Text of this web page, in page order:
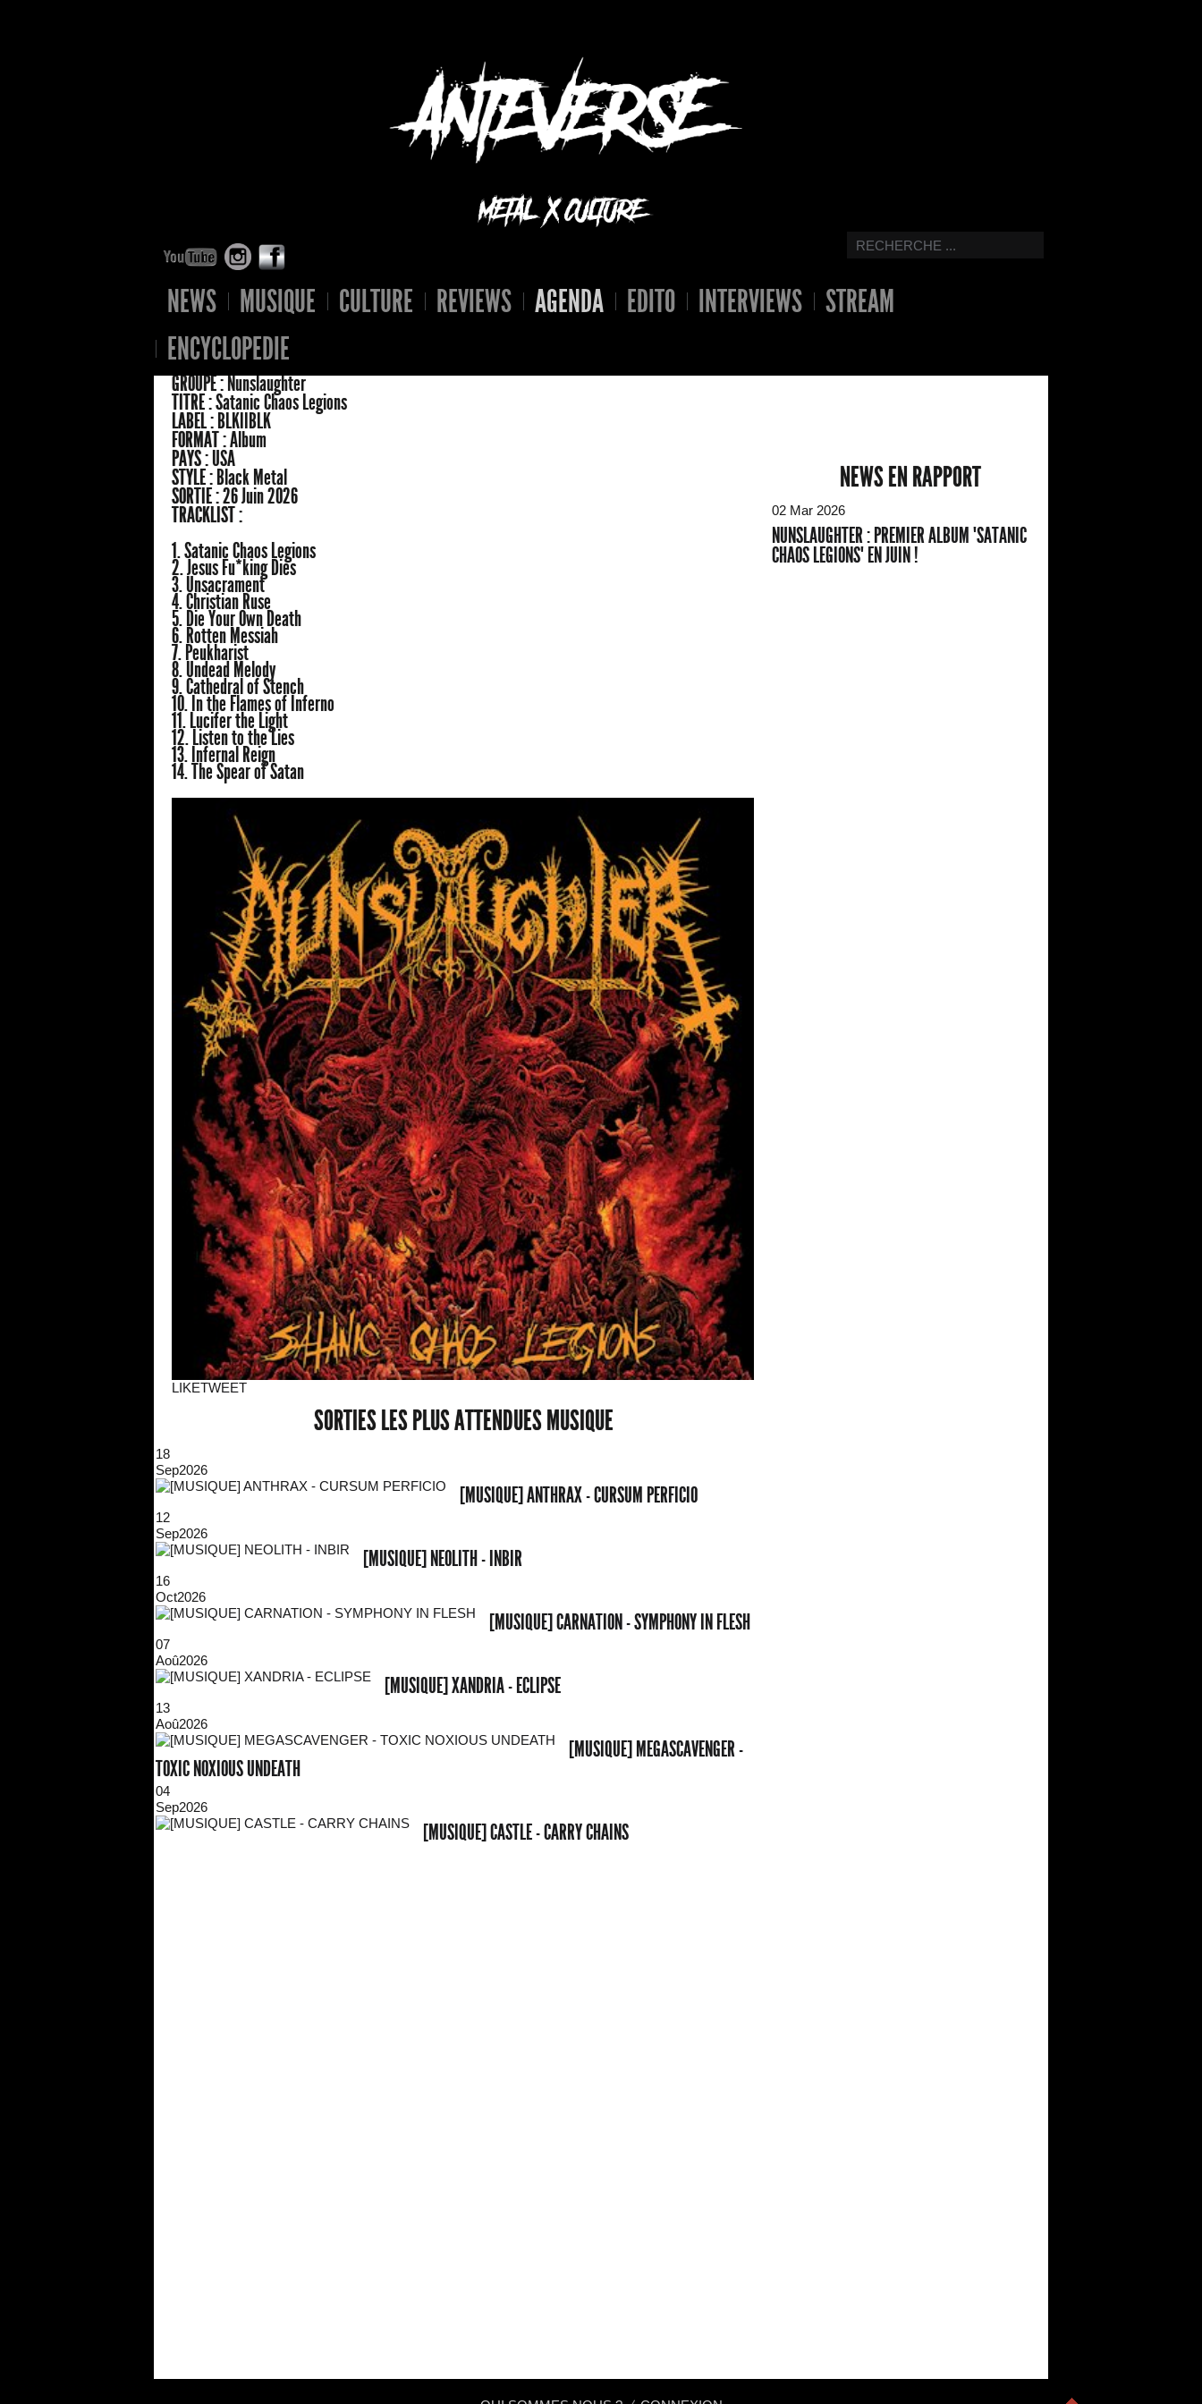
NEWS MUSIQUE CULTURE REVIEWS AGENDA EDITO INTERVIEWS
STREAM
ENCYCLOPEDIE
GROUPE :Nunslaughter
TITRE :Satanic Chaos Legions
LABEL : BLKIIBLK
FORMAT :Album
PAYS :USA
STYLE : Black Metal
SORTIE :26 Juin 2026
TRACKLIST :
1. Satanic Chaos Legions
2. Jesus Fu*king Dies
3. Unsacrament
4. Christian Ruse
5. Die Your Own Death
6. Rotten Messiah
7. Peukharist
8. Undead Melody
9. Cathedral of Stench
10. In the Flames of Inferno
11. Lucifer the Light
12. Listen to the Lies
13. Infernal Reign
14. The Spear of Satan
LIKETWEET
SORTIES LES PLUS ATTENDUES MUSIQUE
18
Sep2026
[MUSIQUE] ANTHRAX - CURSUM PERFICIO
12
Sep2026
[MUSIQUE] NEOLITH - INBIR
16
Oct2026
[MUSIQUE] CARNATION - SYMPHONY IN FLESH
07
Aoû2026
[MUSIQUE] XANDRIA - ECLIPSE
13
Aoû2026
[MUSIQUE] MEGASCAVENGER -
TOXIC NOXIOUS UNDEATH
04
Sep2026
[MUSIQUE] CASTLE - CARRY CHAINS
NEWS EN RAPPORT
02 Mar 2026
NUNSLAUGHTER : PREMIER ALBUM "SATANIC
CHAOS LEGIONS" EN JUIN !